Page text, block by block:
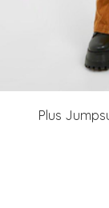
Plus